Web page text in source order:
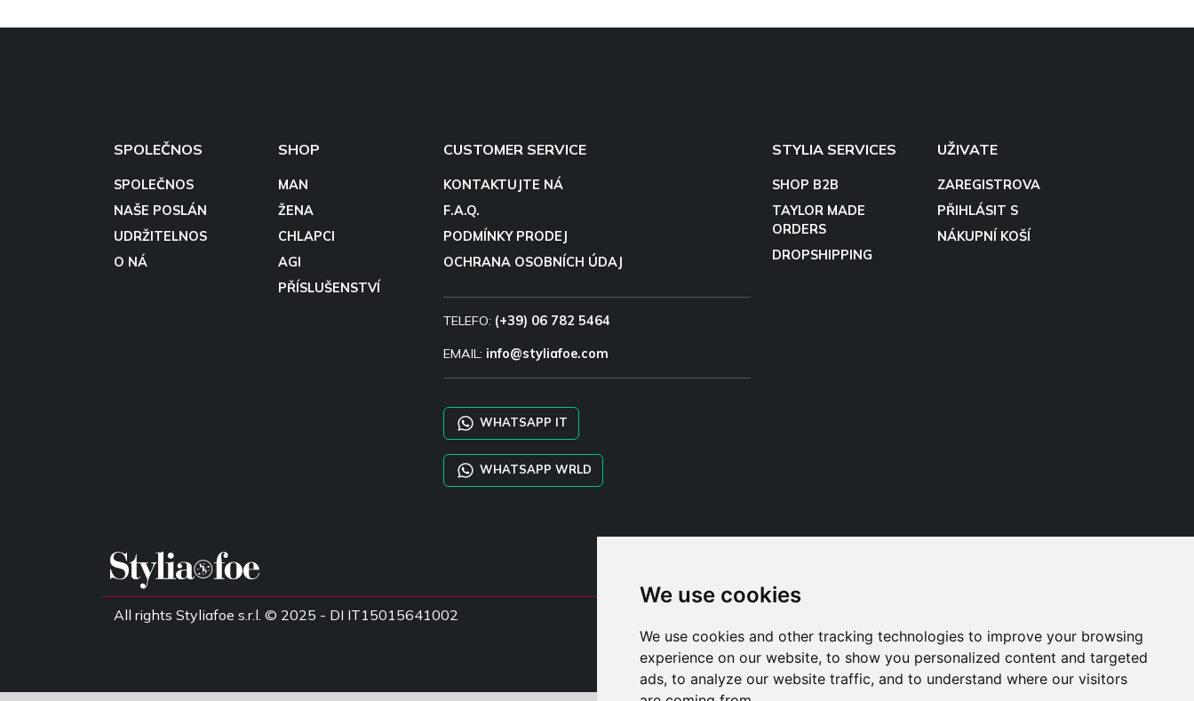
We use cookies
We use cookies and other tracking technologies to improve your browsing
experience on our website, to show you personalized content and targeted
ads, to analyze our website traffic, and to understand where our visitors
SPOLEČNOS
SPOLEČNOS
NAŠE POSLÁN
UDRŽITELNOS
O NÁ
SHOP
MAN
ŽENA
CHLAPCI
AGI
PŘÍSLUŠENSTVÍ
CUSTOMER SERVICE
KONTAKTUJTE NÁ
F.A.Q.
PODMÍNKY PRODEJ
OCHRANA OSOBNÍCH ÚDAJ
TELEFO: (+39) 06 782 5464
EMAIL: info@styliafoe.com
WHATSAPP IT
WHATSAPP WRLD
STYLIA SERVICES
SHOP B2B
TAYLOR MADE
ORDERS
DROPSHIPPING
UŽIVATE
ZAREGISTROVA
PŘIHLÁSIT S
NÁKUPNÍ KOŠÍ
All rights Styliafoe s.r.l. © 2025 - DI IT15015641002